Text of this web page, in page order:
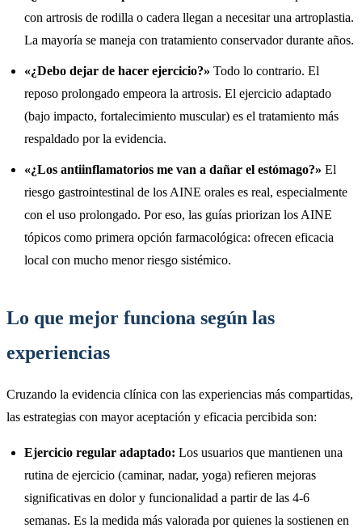
con artrosis de rodilla o cadera llegan a necesitar una artroplastia.
La mayoría se maneja con tratamiento conservador durante años.
«¿Debo dejar de hacer ejercicio?» Todo lo contrario. El
reposo prolongado empeora la artrosis. El ejercicio adaptado
(bajo impacto, fortalecimiento muscular) es el tratamiento más
respaldado por la evidencia.
«¿Los antiinflamatorios me van a dañar el estómago?» El
riesgo gastrointestinal de los AINE orales es real, especialmente
con el uso prolongado. Por eso, las guías priorizan los AINE
tópicos como primera opción farmacológica: ofrecen eficacia
local con mucho menor riesgo sistémico.
Lo que mejor funciona según las
experiencias
Cruzando la evidencia clínica con las experiencias más compartidas,
las estrategias con mayor aceptación y eficacia percibida son:
Ejercicio regular adaptado: Los usuarios que mantienen una
rutina de ejercicio (caminar, nadar, yoga) refieren mejoras
significativas en dolor y funcionalidad a partir de las 4-6
semanas. Es la medida más valorada por quienes la sostienen en